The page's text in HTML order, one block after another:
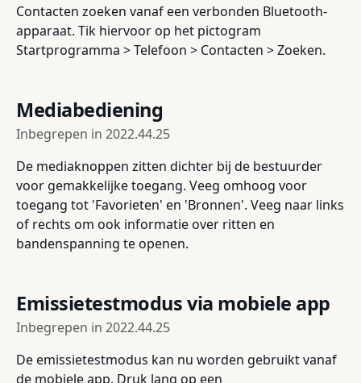
Contacten zoeken vanaf een verbonden Bluetooth-
apparaat. Tik hiervoor op het pictogram
Startprogramma > Telefoon > Contacten > Zoeken.
Mediabediening
Inbegrepen in 2022.44.25
De mediaknoppen zitten dichter bij de bestuurder
voor gemakkelijke toegang. Veeg omhoog voor
toegang tot 'Favorieten' en 'Bronnen'. Veeg naar links
of rechts om ook informatie over ritten en
bandenspanning te openen.
Emissietestmodus via mobiele app
Inbegrepen in 2022.44.25
De emissietestmodus kan nu worden gebruikt vanaf
de mobiele app. Druk lang op een